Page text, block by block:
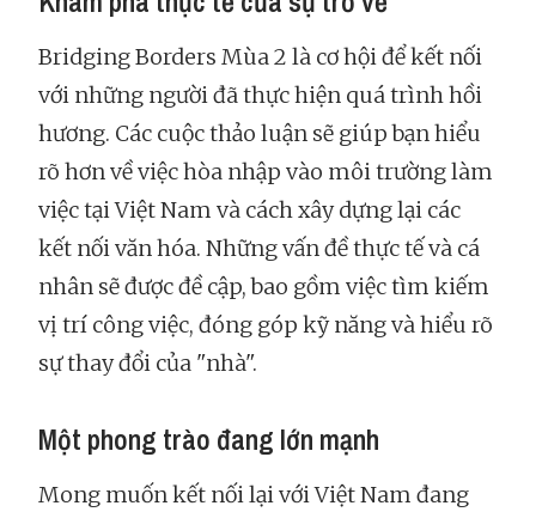
Bridging Borders Mùa 2 là cơ hội để kết nối
với những người đã thực hiện quá trình hồi
hương. Các cuộc thảo luận sẽ giúp bạn hiểu
rõ hơn về việc hòa nhập vào môi trường làm
việc tại Việt Nam và cách xây dựng lại các
kết nối văn hóa. Những vấn đề thực tế và cá
nhân sẽ được đề cập, bao gồm việc tìm kiếm
vị trí công việc, đóng góp kỹ năng và hiểu rõ
sự thay đổi của "nhà".
Một phong trào đang lớn mạnh
Mong muốn kết nối lại với Việt Nam đang